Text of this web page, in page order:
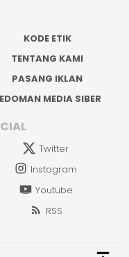
KODE ETIK
TENTANG KAMI
PASANG IKLAN
MEDIA SIBER
Twitter
Instagram
Youtube
RSS